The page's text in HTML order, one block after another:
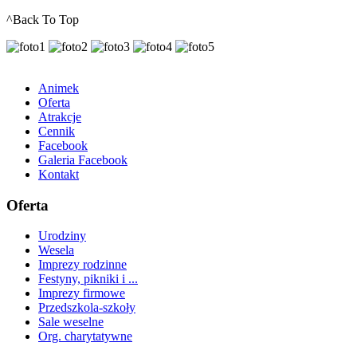
^Back To Top
Animek
Oferta
Atrakcje
Cennik
Facebook
Galeria Facebook
Kontakt
Oferta
Urodziny
Wesela
Imprezy rodzinne
Festyny, pikniki i ...
Imprezy firmowe
Przedszkola-szkoły
Sale weselne
Org. charytatywne